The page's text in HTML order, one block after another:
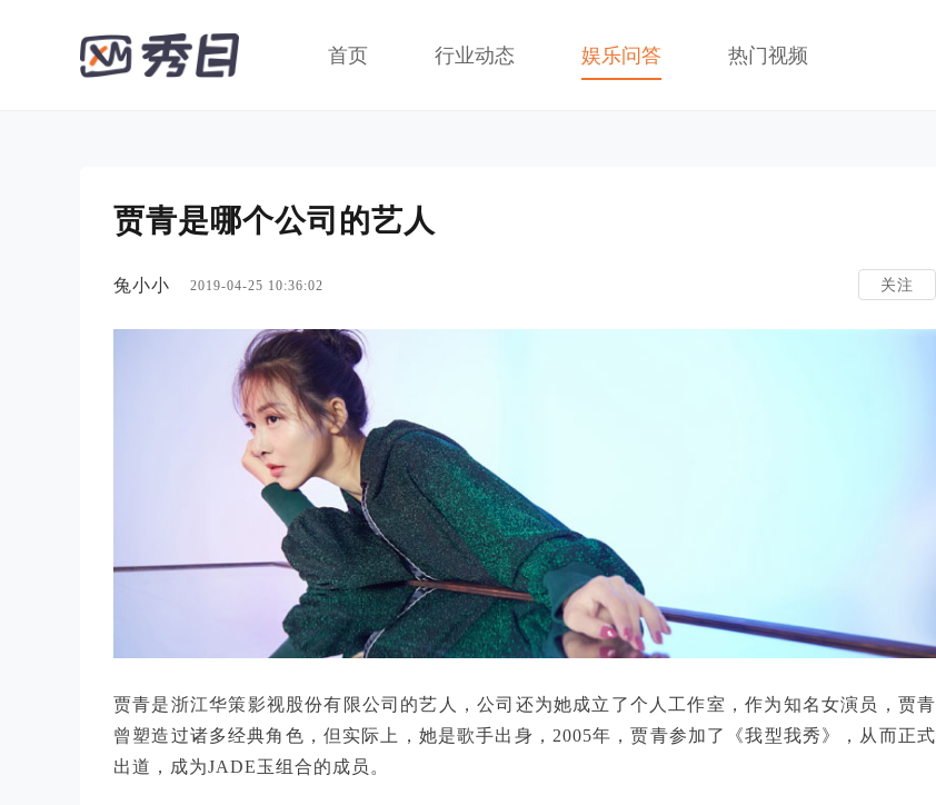
首页 行业动态 娱乐问答 热门视频
贾青是哪个公司的艺人
兔小小 2019-04-25 10:36:02 关注
贾青是浙江华策影视股份有限公司的艺人，公司还为她成立了个人工作室，作为知名女演员，贾青
曾塑造过诸多经典角色，但实际上，她是歌手出身，2005年，贾青参加了《我型我秀》，从而正式
出道，成为JADE玉组合的成员。